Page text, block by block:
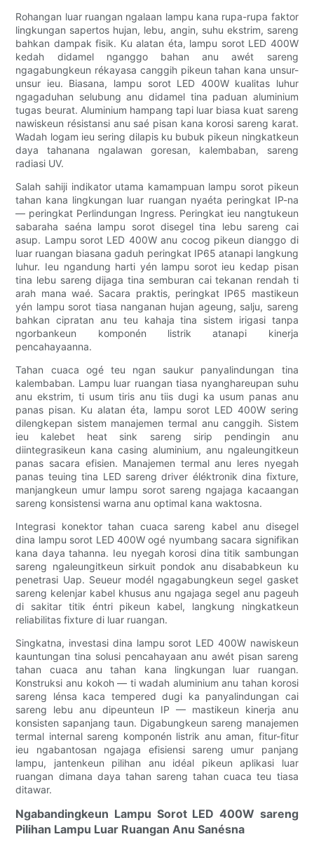
Rohangan luar ruangan ngalaan lampu kana rupa-rupa faktor
lingkungan sapertos hujan, lebu, angin, suhu ekstrim, sareng
bahkan dampak fisik. Ku alatan éta, lampu sorot LED 400W
kedah didamel nganggo bahan anu awét sareng
ngagabungkeun rékayasa canggih pikeun tahan kana unsur-
unsur ieu. Biasana, lampu sorot LED 400W kualitas luhur
ngagaduhan selubung anu didamel tina paduan aluminium
tugas beurat. Aluminium hampang tapi luar biasa kuat sareng
nawiskeun résistansi anu saé pisan kana korosi sareng karat.
Wadah logam ieu sering dilapis ku bubuk pikeun ningkatkeun
daya tahanana ngalawan goresan, kalembaban, sareng
radiasi UV.
Salah sahiji indikator utama kamampuan lampu sorot pikeun
tahan kana lingkungan luar ruangan nyaéta peringkat IP-na
— peringkat Perlindungan Ingress. Peringkat ieu nangtukeun
sabaraha saéna lampu sorot disegel tina lebu sareng cai
asup. Lampu sorot LED 400W anu cocog pikeun dianggo di
luar ruangan biasana gaduh peringkat IP65 atanapi langkung
luhur. Ieu ngandung harti yén lampu sorot ieu kedap pisan
tina lebu sareng dijaga tina semburan cai tekanan rendah ti
arah mana waé. Sacara praktis, peringkat IP65 mastikeun
yén lampu sorot tiasa nanganan hujan ageung, salju, sareng
bahkan cipratan anu teu kahaja tina sistem irigasi tanpa
ngorbankeun komponén listrik atanapi kinerja
pencahayaanna.
Tahan cuaca ogé teu ngan saukur panyalindungan tina
kalembaban. Lampu luar ruangan tiasa nyanghareupan suhu
anu ekstrim, ti usum tiris anu tiis dugi ka usum panas anu
panas pisan. Ku alatan éta, lampu sorot LED 400W sering
dilengkepan sistem manajemen termal anu canggih. Sistem
ieu kalebet heat sink sareng sirip pendingin anu
diintegrasikeun kana casing aluminium, anu ngaleungitkeun
panas sacara efisien. Manajemen termal anu leres nyegah
panas teuing tina LED sareng driver éléktronik dina fixture,
manjangkeun umur lampu sorot sareng ngajaga kacaangan
sareng konsistensi warna anu optimal kana waktosna.
Integrasi konektor tahan cuaca sareng kabel anu disegel
dina lampu sorot LED 400W ogé nyumbang sacara signifikan
kana daya tahanna. Ieu nyegah korosi dina titik sambungan
sareng ngaleungitkeun sirkuit pondok anu disababkeun ku
penetrasi Uap. Seueur modél ngagabungkeun segel gasket
sareng kelenjar kabel khusus anu ngajaga segel anu pageuh
di sakitar titik éntri pikeun kabel, langkung ningkatkeun
reliabilitas fixture di luar ruangan.
Singkatna, investasi dina lampu sorot LED 400W nawiskeun
kauntungan tina solusi pencahayaan anu awét pisan sareng
tahan cuaca anu tahan kana lingkungan luar ruangan.
Konstruksi anu kokoh — ti wadah aluminium anu tahan korosi
sareng lénsa kaca tempered dugi ka panyalindungan cai
sareng lebu anu dipeunteun IP — mastikeun kinerja anu
konsisten sapanjang taun. Digabungkeun sareng manajemen
termal internal sareng komponén listrik anu aman, fitur-fitur
ieu ngabantosan ngajaga efisiensi sareng umur panjang
lampu, jantenkeun pilihan anu idéal pikeun aplikasi luar
ruangan dimana daya tahan sareng tahan cuaca teu tiasa
ditawar.
Ngabandingkeun Lampu Sorot LED 400W sareng
Pilihan Lampu Luar Ruangan Anu Sanésna